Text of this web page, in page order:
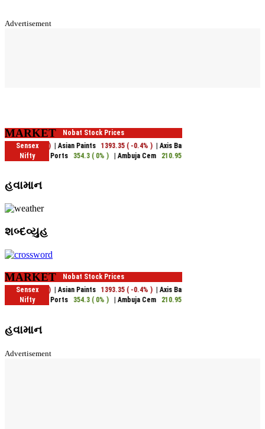
Advertisement
MARKET
હવામાન
શબ્દવ્યુહ
MARKET
હવામાન
Advertisement